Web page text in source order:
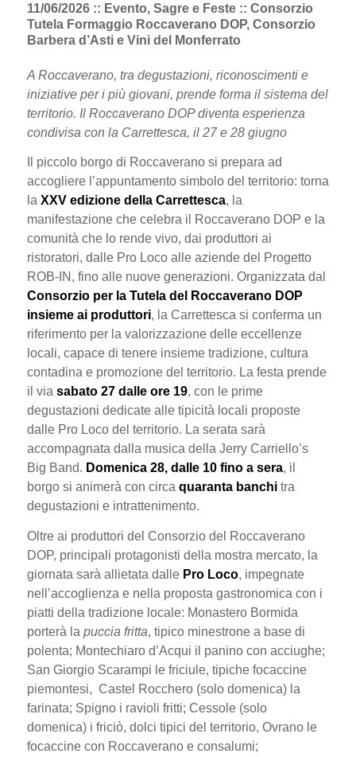
11/06/2026 :: Evento, Sagre e Feste :: Consorzio
Tutela Formaggio Roccaverano DOP, Consorzio
Barbera d’Asti e Vini del Monferrato
A Roccaverano, tra degustazioni, riconoscimenti e
iniziative per i più giovani, prende forma il sistema del
territorio. Il Roccaverano DOP diventa esperienza
condivisa con la Carrettesca, il 27 e 28 giugno
Il piccolo borgo di Roccaverano si prepara ad
accogliere l’appuntamento simbolo del territorio: torna
la XXV edizione della Carrettesca, la
manifestazione che celebra il Roccaverano DOP e la
comunità che lo rende vivo, dai produttori ai
ristoratori, dalle Pro Loco alle aziende del Progetto
ROB-IN, fino alle nuove generazioni. Organizzata dal
Consorzio per la Tutela del Roccaverano DOP
insieme ai produttori, la Carrettesca si conferma un
riferimento per la valorizzazione delle eccellenze
locali, capace di tenere insieme tradizione, cultura
contadina e promozione del territorio. La festa prende
il via sabato 27 dalle ore 19, con le prime
degustazioni dedicate alle tipicità locali proposte
dalle Pro Loco del territorio. La serata sarà
accompagnata dalla musica della Jerry Carriello’s
Big Band. Domenica 28, dalle 10 fino a sera, il
borgo si animerà con circa quaranta banchi tra
degustazioni e intrattenimento.
Oltre ai produttori del Consorzio del Roccaverano
DOP, principali protagonisti della mostra mercato, la
giornata sarà allietata dalle Pro Loco, impegnate
nell’accoglienza e nella proposta gastronomica con i
piatti della tradizione locale: Monastero Bormida
porterà la puccia fritta, tipico minestrone a base di
polenta; Montechiaro d’Acqui il panino con acciughe;
San Giorgio Scarampi le friciule, tipiche focaccine
piemontesi, Castel Rocchero (solo domenica) la
farinata; Spigno i ravioli fritti; Cessole (solo
domenica) i friciò, dolci tipici del territorio, Ovrano le
focaccine con Roccaverano e consalumi;